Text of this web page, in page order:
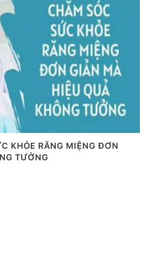
KHỎE RĂNG MIỆNG ĐƠN
TƯỞNG